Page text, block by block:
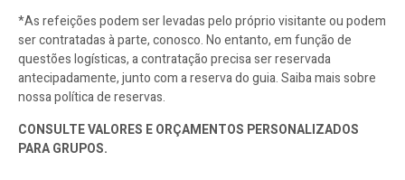
*As refeições podem ser levadas pelo próprio visitante ou podem
ser contratadas à parte, conosco. No entanto, em função de
questões logísticas, a contratação precisa ser reservada
antecipadamente, junto com a reserva do guia. Saiba mais sobre
nossa política de reservas.
CONSULTE VALORES E ORÇAMENTOS PERSONALIZADOS
PARA GRUPOS.